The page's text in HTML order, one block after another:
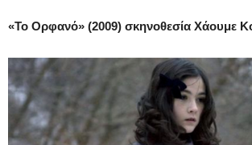
«Το Ορφανό» (2009) σκηνοθεσία Χάουμε